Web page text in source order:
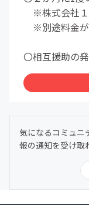
※株式会社１
※別途料金
〇相互援助の
気になるコミュニ
報の通知を受け取